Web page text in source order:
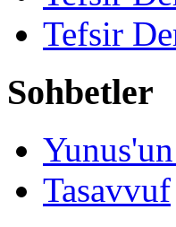
Tefsir
Sohbetler
Tasavvuf